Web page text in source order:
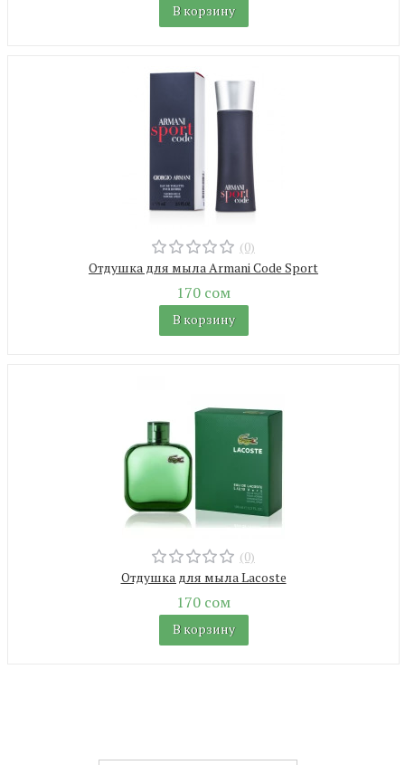
В корзину
(0)
Отдушка для мыла Armani Code Sport
170 сом
В корзину
(0)
Отдушка для мыла Lacoste
170 сом
В корзину